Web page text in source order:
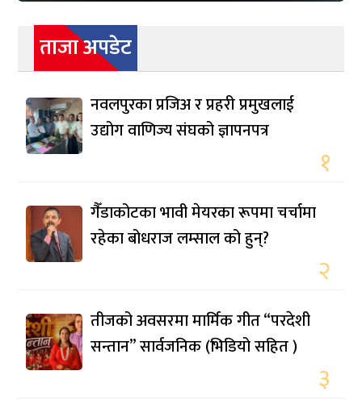
ताजा अपडेट
नवलपुरका प्रजिअ र प्रहरी प्रमुखलाई
उद्योग वाणिज्य संघको ज्ञापनपत्र
१
गैँडाकोटका भावी मेयरका रूपमा चर्चामा
रहेका बोधराज लम्साल को हुन्?
२
तीजको अवसरमा मार्मिक गीत “परदेशी
सन्तान” सार्वजनिक (भिडियो सहित )
३